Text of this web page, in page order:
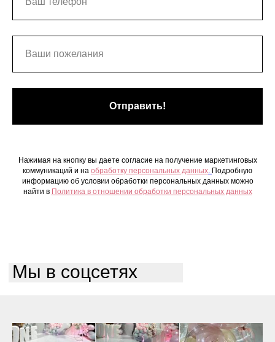
Отправить!
Нажимая на кнопку вы даете согласие на получение маркетинговых
коммуникаций и на обработку персональных данных. Подробную
информацию об условии обработки персональных данных можно
найти в Политика в отношении обработки персональных данных
Мы в соцсетях